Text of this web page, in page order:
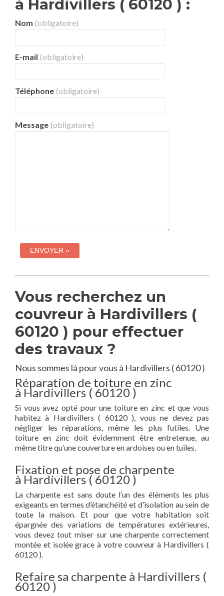
à Hardivillers ( 60120 ) :
Nom (obligatoire)
E-mail (obligatoire)
Téléphone (obligatoire)
Message (obligatoire)
Vous recherchez un
couvreur à Hardivillers (
60120 ) pour effectuer
des travaux ?
Nous sommes là pour vous à Hardivillers ( 60120 )
Réparation de toiture en zinc
à Hardivillers ( 60120 )
Si vous avez opté pour une toiture en zinc et que vous
habitez à Hardivillers ( 60120 ), vous ne devez pas
négliger les réparations, même les plus futiles. Une
toiture en zinc doit évidemment être entretenue, au
même titre qu’une couverture en ardoises ou en tuiles.
Fixation et pose de charpente
à Hardivillers ( 60120 )
La charpente est sans doute l’un des éléments les plus
exigeants en termes d’étanchéité et d’isolation au sein de
toute la maison. Et pour que votre habitation soit
épargnée des variations de températures extérieures,
vous devez tout miser sur une charpente correctement
montée et isolée grace à votre couvreur à Hardivillers (
60120 ).
Refaire sa charpente à Hardivillers (
60120 )